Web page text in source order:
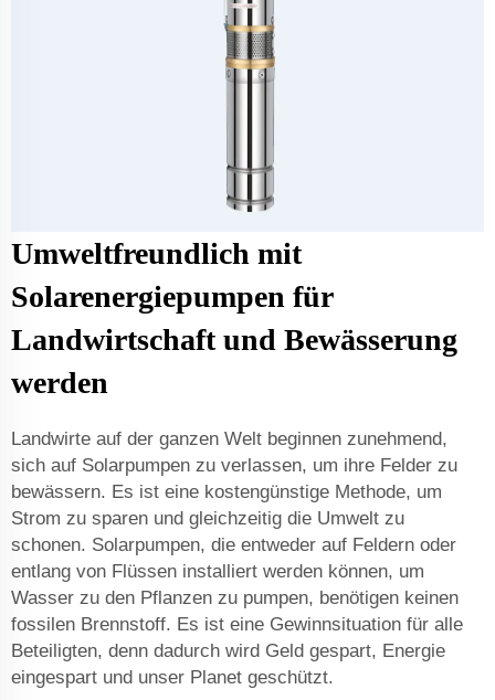
Umweltfreundlich mit
Solarenergiepumpen für
Landwirtschaft und Bewässerung
werden
Landwirte auf der ganzen Welt beginnen zunehmend,
sich auf Solarpumpen zu verlassen, um ihre Felder zu
bewässern. Es ist eine kostengünstige Methode, um
Strom zu sparen und gleichzeitig die Umwelt zu
schonen. Solarpumpen, die entweder auf Feldern oder
entlang von Flüssen installiert werden können, um
Wasser zu den Pflanzen zu pumpen, benötigen keinen
fossilen Brennstoff. Es ist eine Gewinnsituation für alle
Beteiligten, denn dadurch wird Geld gespart, Energie
eingespart und unser Planet geschützt.